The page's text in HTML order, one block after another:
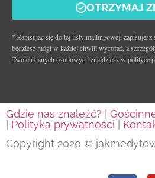
OTRZYMAJ
* Zapisując się do tej listy mailingowej, zapisujesz
będziesz mógł w każdej chwili wycofać, a
Twoich danych osobowych znajdziesz w polityce
Gdzie nas znaleźć?
Polityka prywatności
Copyright 2020 ©